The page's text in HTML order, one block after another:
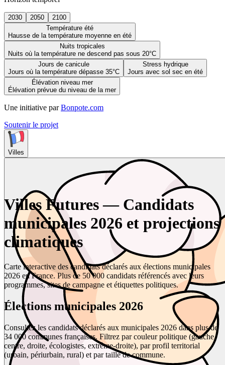
2030 2050
2100
Température été
Hausse de la température moyenne en été
Nuits tropicales
Nuits où la température ne descend pas sous 20°C
Jours de canicule
Jours où la température dépasse 35°C
Stress hydrique
Jours avec sol sec en été
Élévation niveau mer
Élévation prévue du niveau de la mer
Une initiative par Bonpote.com
Soutenir le projet
Villes
Villes Futures — Candidats
municipales 2026 et projections
climatiques
Carte interactive des candidats déclarés aux élections municipales
2026 en France. Plus de 50 000 candidats référencés avec leurs
programmes, sites de campagne et étiquettes politiques.
Élections municipales 2026
Consultez les candidats déclarés aux municipales 2026 dans plus de
34 000 communes françaises. Filtrez par couleur politique (gauche,
centre, droite, écologistes, extrême-droite), par profil territorial
(urbain, périurbain, rural) et par taille de commune.